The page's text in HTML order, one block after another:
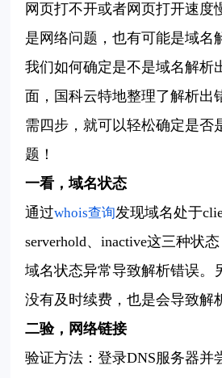
网页打不开或者网页打开速度
是网络问题，也有可能是域名
我们如何确定是不是域名解析
面，国科云特地整理了解析出
需四步，就可以轻松确定是否
题！
一看，域名状态
通过whois查询发现域名处于
serverhold、inactive这三种状
域名状态异常导致解析错误。
没有及时续费，也是会导致解
二验，网络链接
验证方法：登录DNS服务器并